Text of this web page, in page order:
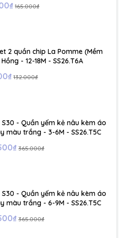
cao: 114 - 122cm ~ cân nặng: 19
kiện :
165.000₫
2 quần chip La Pomme (Mềm
- 12-18M - SS26.T6A
132.000₫
S30 - Quần yếm kẻ nâu kèm áo
màu trắng - 3-6M - SS26.T5C
365.000₫
S30 - Quần yếm kẻ nâu kèm áo
màu trắng - 6-9M - SS26.T5C
365.000₫